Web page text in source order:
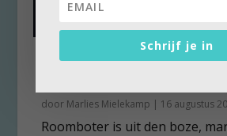
Likje roomboter
door Marlies Mielekamp | 16 augustus
Roomboter is uit den boze,
Schrijf je in